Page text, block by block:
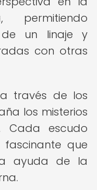
permitiendo
un linaje y
con otras
través de los
los misterios
escudo
que
ayuda de la